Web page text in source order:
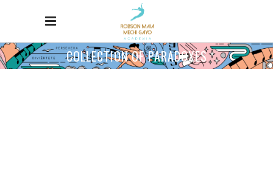
COLLECTION OF PARADOXES